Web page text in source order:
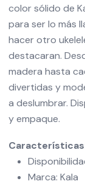
color sólido de
para ser lo más
hacer otro
destacaran.
madera hasta
divertidas y
a deslumbrar.
y empaque.
Marca: Kala